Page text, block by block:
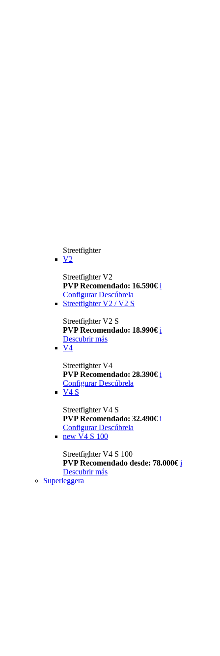
Streetfighter
V2
Streetfighter V2
PVP Recomendado: 16.590€ i
Configurar Descúbrela
Streetfighter V2 / V2 S
Streetfighter V2 S
PVP Recomendado: 18.990€ i
Descubrir más
V4
Streetfighter V4
PVP Recomendado: 28.390€ i
Configurar Descúbrela
V4 S
Streetfighter V4 S
PVP Recomendado: 32.490€ i
Configurar Descúbrela
new V4 S 100
Streetfighter V4 S 100
PVP Recomendado desde: 78.000€ i
Descubrir más
Superleggera